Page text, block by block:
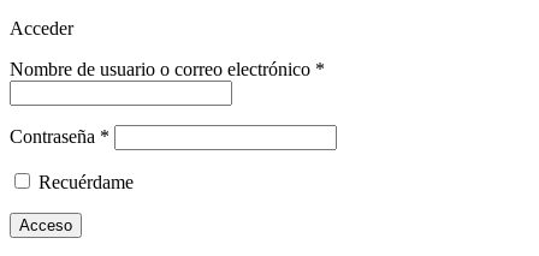
Acceder
Nombre de usuario o correo electrónico *
Contraseña *
Recuérdame
Acceso